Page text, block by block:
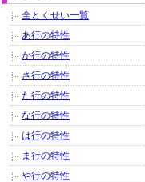
全とくせい一覧
あ行の特性
か行の特性
さ行の特性
た行の特性
な行の特性
は行の特性
ま行の特性
や行の特性